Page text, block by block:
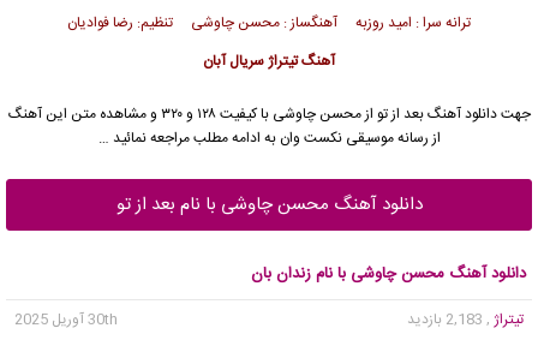
ترانه سرا : امید روزبه آهنگساز : محسن چاوشی تنظیم: رضا فوادیان
آهنگ تیتراژ سریال آبان
جهت دانلود آهنگ بعد از تو ازمحسن چاوشی
با کیفیت ۱۲۸ و ۳۲۰ و مشاهده متن این آهنگ
از رسانه موسیقی نکست وان به ادامه مطلب مراجعه نمائید …
دانلود آهنگ محسن چاوشی با نام بعد از تو
دانلود آهنگ محسن چاوشی با نام زندان بان
تیتراژ , 2,183 بازدید
30th آوریل 2025